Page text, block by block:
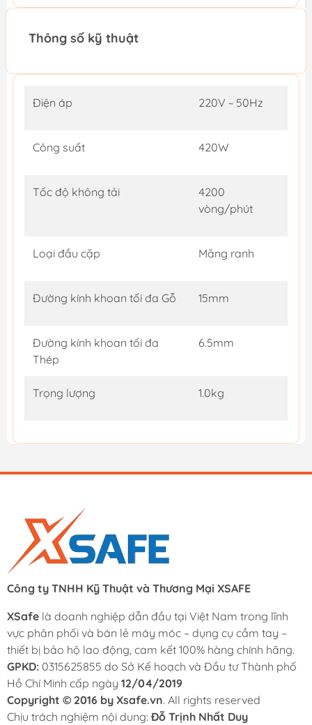
Thông số kỹ thuật
Điện áp 220V ~ 50Hz
Công suất 420W
Tốc độ không tải
4200
vòng/phút
Loại đầu cặp Măng ranh
Đường kính khoan tối đa Gỗ 15mm
Đường kính khoan tối đa
Thép
6.5mm
Trọng lượng 1.0kg
Công ty TNHH Kỹ Thuật và Thương Mại XSAFE
XSafe là doanh nghiệp dẫn đầu tại Việt Nam trong lĩnh
vực phân phối và bán lẻ máy móc – dụng cụ cầm tay –
thiết bị bảo hộ lao động, cam kết 100% hàng chính hãng.
GPKD: 0315625855 do Sở Kế hoạch và Đầu tư Thành phố
Hồ Chí Minh cấp ngày 12/04/2019
Copyright © 2016 by Xsafe.vn. All rights reserved
Chịu trách nghiệm nội dung: Đỗ Trịnh Nhất Duy